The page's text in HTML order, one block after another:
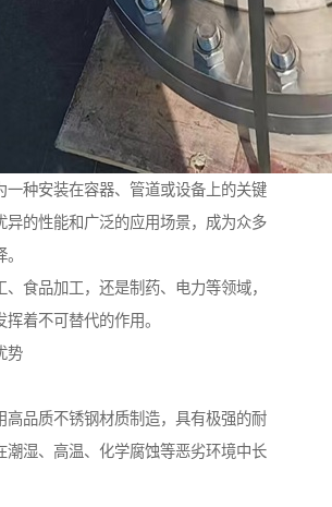
一种安装在容器、管道或设备上的关键
异的性能和广泛的应用场景，成为众多
、食品加工，还是制药、电力等领域，
着不可替代的作用。
势
高品质不锈钢材质制造，具有极强的耐
潮湿、高温、化学腐蚀等恶劣环境中长